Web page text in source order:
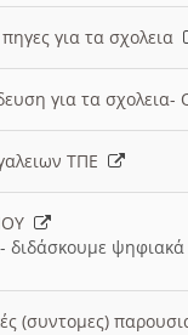
για τα σχολεια
για τα
ΤΠΕ
διδάσκουμε ψηφιακά
(συντομες)